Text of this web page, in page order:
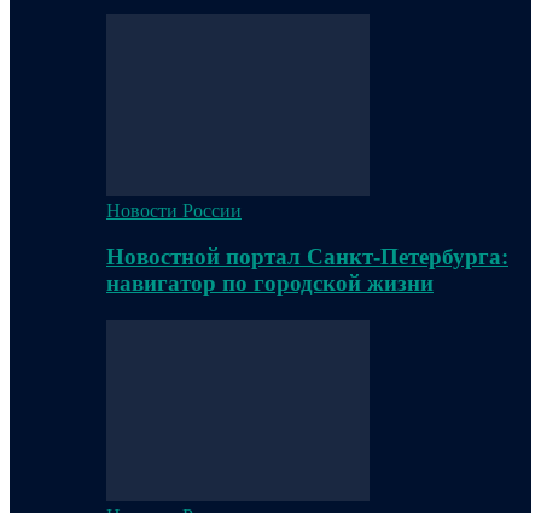
Новости России
Новостной портал Санкт-Петербурга:
навигатор по городской жизни